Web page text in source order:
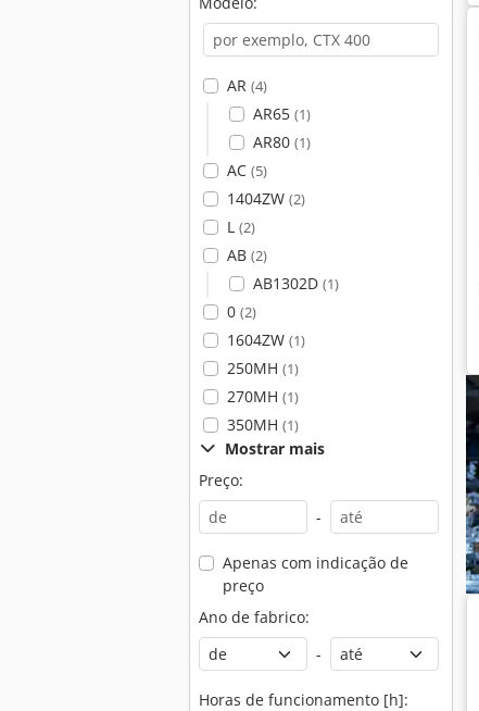
AR (4)
AR65 (1)
AR80 (1)
AC (5)
1404ZW (2)
L (2)
AB (2)
AB1302D (1)
0 (2)
1604ZW (1)
250MH (1)
270MH (1)
350MH (1)
Mostrar mais
Preço:
-
Apenas com indicação de
preço
Ano de fabrico:
-
Horas de funcionamento [h]: